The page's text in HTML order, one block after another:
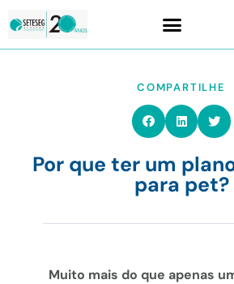
COMPARTILHE
Por que ter um
para pet?
Muito mais do que apenas